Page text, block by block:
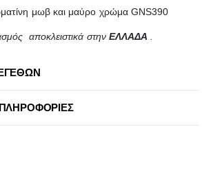
μωβ και μαύρο χρώμα GNS390
αποκλειστικά στην ΕΛΛΑΔΑ .